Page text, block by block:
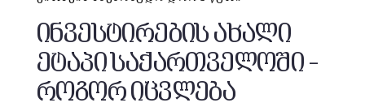
ინვესტირების ახალი
ეტაპი საქართველოში –
როგორ იცვლება